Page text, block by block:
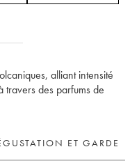
alliant intensité
travers des parfums de
ET GARDE